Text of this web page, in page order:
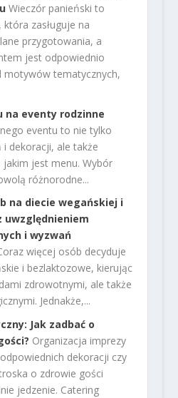
Wieczór panieński to
zasługuje na
przygotowania, a
jest odpowiednio
motywów tematycznych,
na eventy rodzinne
eventu to nie tylko
dekoracji, ale także
jest menu. Wybór
różnorodne...
na diecie wegańskiej i
uwzględnieniem
i wyzwań
więcej osób decyduje
i bezlaktozowe, kierując
zdrowotnymi, ale także
Jednakże,...
Jak zadbać o
Organizacja imprezy
dekoracji czy
o zdrowie gości
jedzenie. Catering